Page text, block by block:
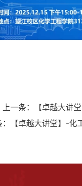
上一条：
【卓越大讲
【卓越大讲堂】-